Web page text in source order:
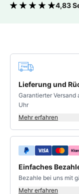
Bewertung 4.83
4,83
Deine Vorteile
Lieferung und
Garantierter Versand
Uhr
Mehr erfahren
Einfaches
Bezahle bei uns mit
Mehr erfahren